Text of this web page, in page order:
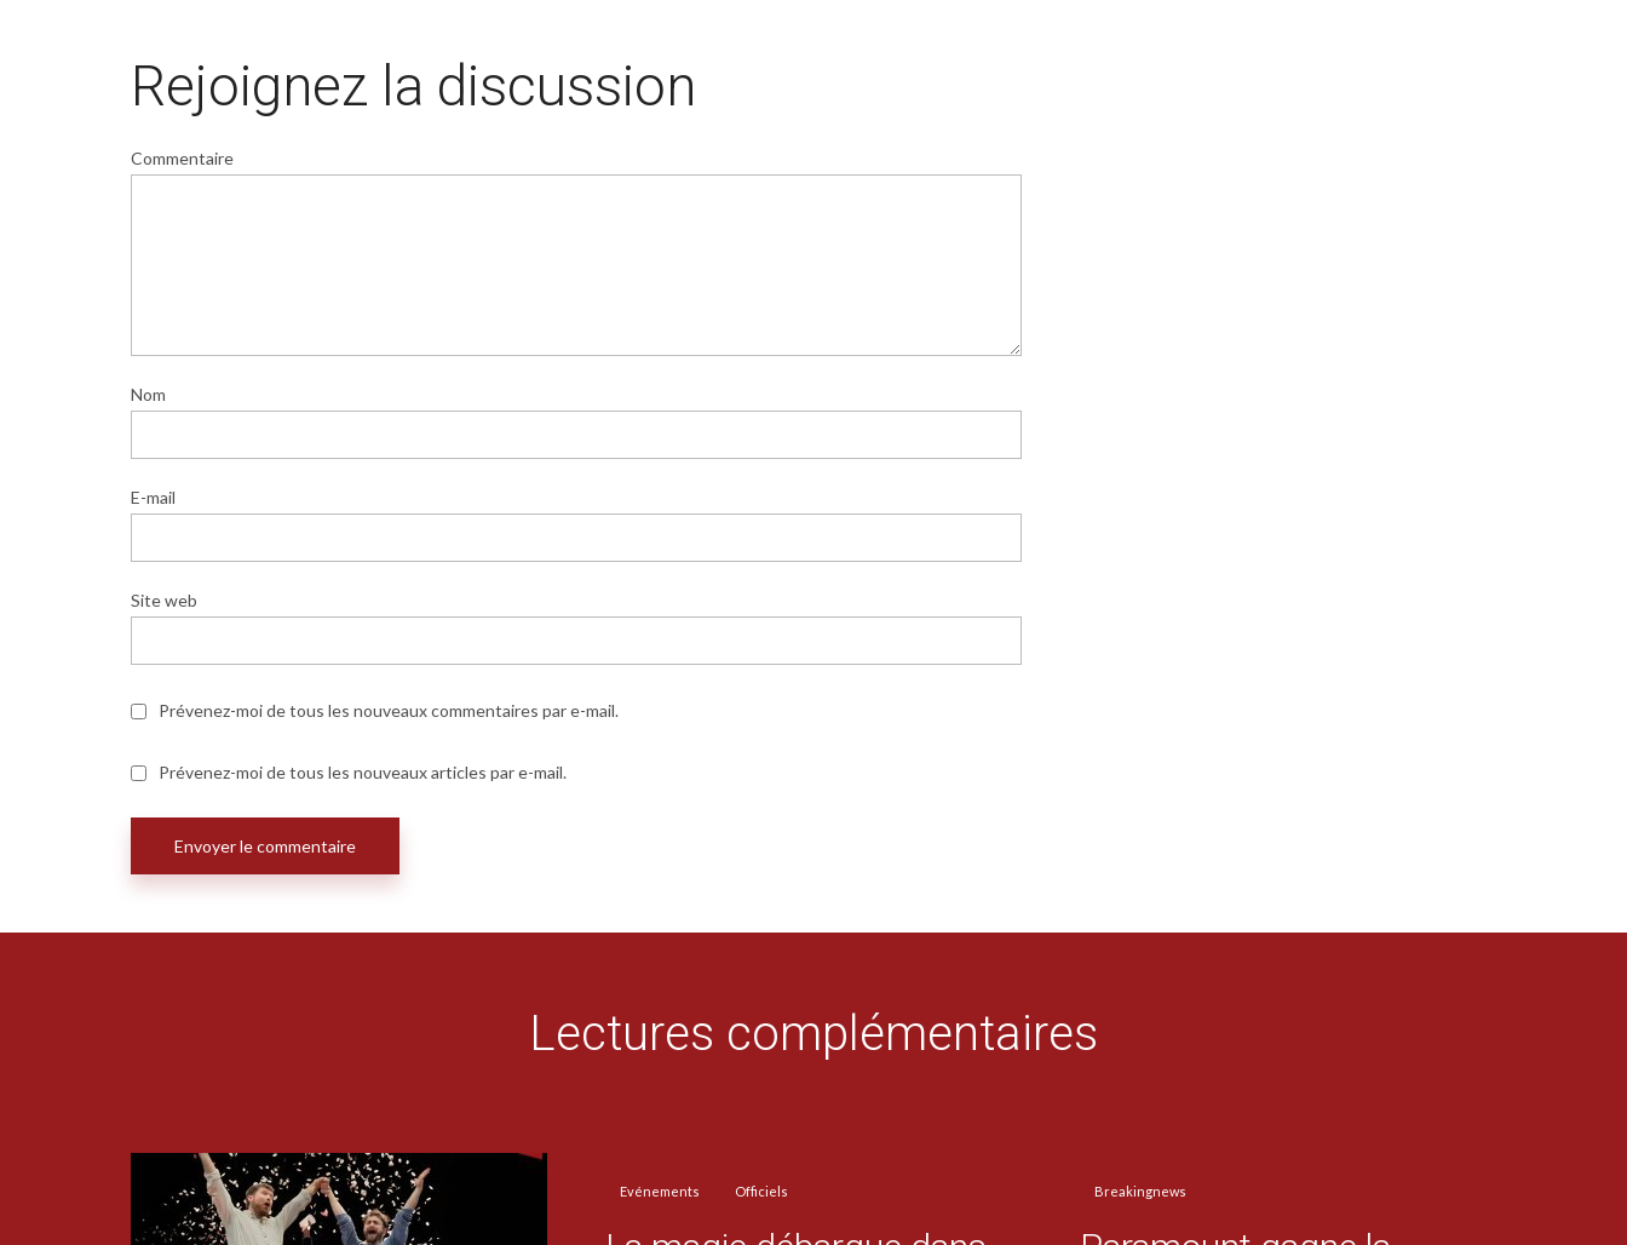
Rejoignez la discussion
Commentaire
Nom
E-mail
Site web
Prévenez-moi de tous les nouveaux commentaires par e-mail.
Prévenez-moi de tous les nouveaux articles par e-mail.
Lectures complémentaires
Evénements Officiels Breakingnews